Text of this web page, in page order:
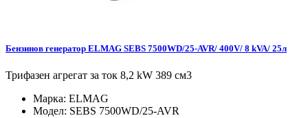
Бензинов генератор ELMAG SEBS 7500WD/25-AVR/ 400V/ 8 kVA/ 25л
Трифазен агрегат за ток 8,2 kW 389 см3
Марка: ELMAG
Модел: SEBS 7500WD/25-AVR